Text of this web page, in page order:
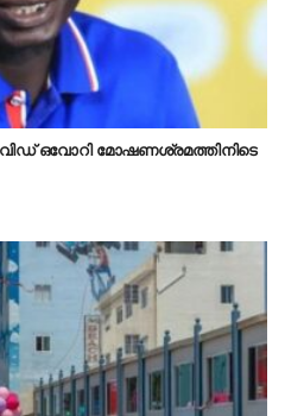
ഒവോറി മോഷണശ്രമത്തിനിടെ